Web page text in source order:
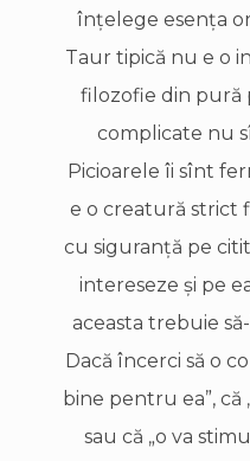
înţelege esenţa
Taur tipică nu e o
filozofie din pură
complicate nu
Picioarele îi sînt
e o creatură strict
cu siguranţă pe
intereseze şi pe
aceasta trebuie
Dacă încerci să o
bine pentru ea”, că
sau că „o va